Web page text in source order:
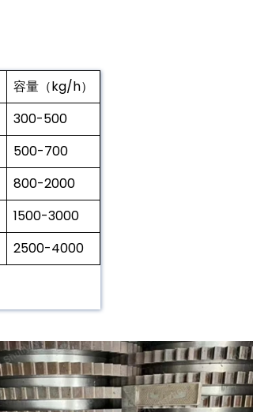
容量（kg/h）
300-500
500-700
800-2000
1500-3000
2500-4000